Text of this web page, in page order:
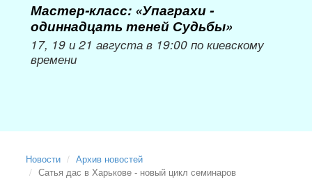
Мастер-класс: «Упаграхи -
одиннадцать теней Судьбы»
17, 19 и 21 августа в 19:00 по киевскому
времени
Новости
Архив новостей
Сатья дас в Харькове - новый цикл семинаров